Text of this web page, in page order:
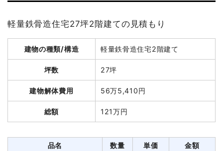
建物解体費用 96万円
総額 191万4,000円
品名
木造店舗兼住宅40坪2階建
40坪
24,000
960,000円
円
軽量鉄骨造住宅27坪2階建ての見積もり
建物の種類/構造 軽量鉄骨造住宅2階建て
坪数 27坪
建物解体費用 56万5,410円
総額 121万円
品名 数量 単価
金額